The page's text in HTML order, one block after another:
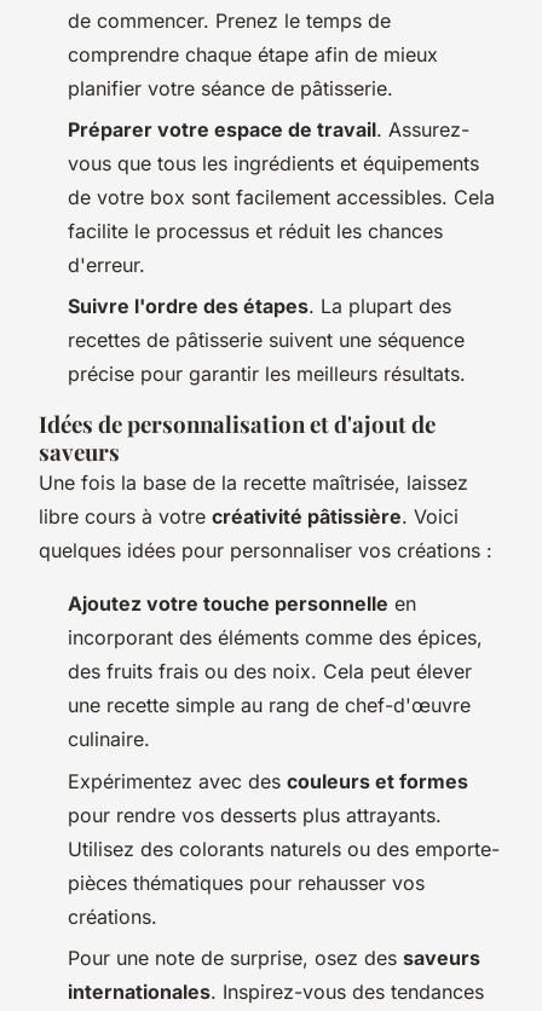
de commencer. Prenez le temps de
comprendre chaque étape afin de mieux
planifier votre séance de pâtisserie.
Préparer votre espace de travail. Assurez-
vous que tous les ingrédients et équipements
de votre box sont facilement accessibles. Cela
facilite le processus et réduit les chances
d'erreur.
Suivre l'ordre des étapes. La plupart des
recettes de pâtisserie suivent une séquence
précise pour garantir les meilleurs résultats.
Idées de personnalisation et d'ajout de
saveurs
Une fois la base de la recette maîtrisée, laissez
libre cours à votre créativité pâtissière. Voici
quelques idées pour personnaliser vos créations :
Ajoutez votre touche personnelle en
incorporant des éléments comme des épices,
des fruits frais ou des noix. Cela peut élever
une recette simple au rang de chef-d'œuvre
culinaire.
Expérimentez avec des couleurs et formes
pour rendre vos desserts plus attrayants.
Utilisez des colorants naturels ou des emporte-
pièces thématiques pour rehausser vos
créations.
Pour une note de surprise, osez des saveurs
internationales. Inspirez-vous des tendances